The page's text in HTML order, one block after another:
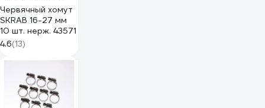
Червячный хомут
SKRAB 16-27 мм
10 шт. нерж. 43571
4.6(13)